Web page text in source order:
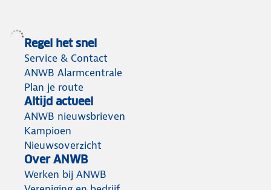
Regel het snel
Service & Contact
ANWB Alarmcentrale
Plan je route
Altijd actueel
ANWB nieuwsbrieven
Kampioen
Nieuwsoverzicht
Over ANWB
Werken bij ANWB